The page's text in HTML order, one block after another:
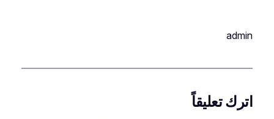
admin
اترك تعليقاً